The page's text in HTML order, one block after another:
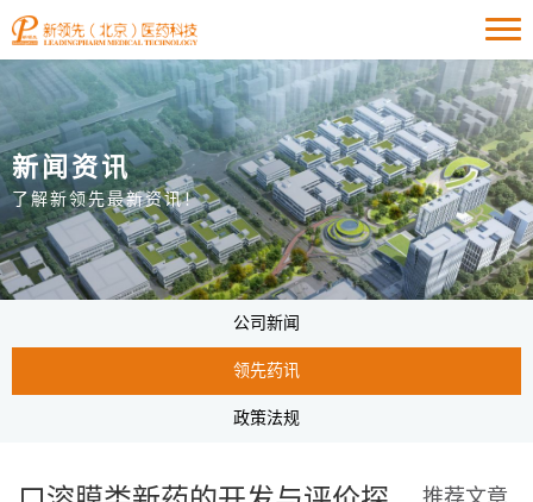
新闻资讯
了解新领先最新资讯！
公司新闻
领先药讯
政策法规
推荐文章